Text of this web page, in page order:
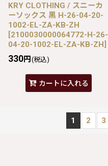
KRY CLOTHING / スニーカ
ーソックス 黒 H-26-04-20-
1002-EL-ZA-KB-ZH
[2100030000064772-H-26-
04-20-1002-EL-ZA-KB-ZH]
330円 (税込)
カートに入れる
1 2 3